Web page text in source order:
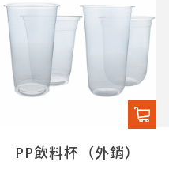
PP飲料杯（外銷）